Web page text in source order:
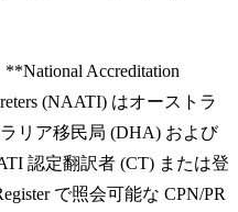
Accreditation
(NAATI) はオーストラ
リア移民局 (DHA) および
認定翻訳者 (CT) または登
で照会可能な CPN/PR